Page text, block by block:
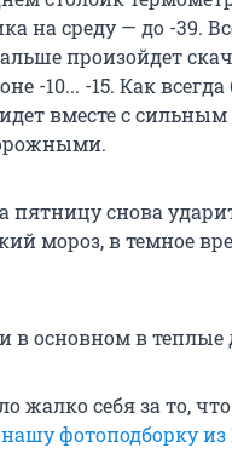
на среду — до -39.
произойдет
-10... -15. Как
вместе с
пятницу снова
мороз, в темное
в основном в
жалко себя за то,
фотоподборку